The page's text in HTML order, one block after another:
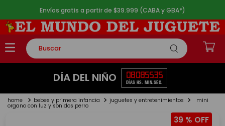
Envíos gratis a partir de $39.999 (CABA y GBA*)
Buscar
TÉRMINOS MÁS BUSCADOS
2.
lego
DÍA DEL NIÑO 08
DÍAS
08
HS.
55
MIN.
35
SEG.
bebes y primera infancia juguetes y entretenimientos mini
organo con luz y sonidos perro
39 %